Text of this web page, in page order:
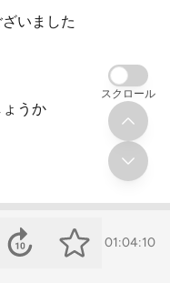
いました
うか
01:04:10
スクロール